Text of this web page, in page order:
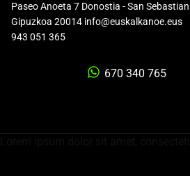
Paseo Anoeta 7 Donostia - San Sebastian
Gipuzkoa 20014 info@euskalkanoe.eus
943 051 365
670 340 765